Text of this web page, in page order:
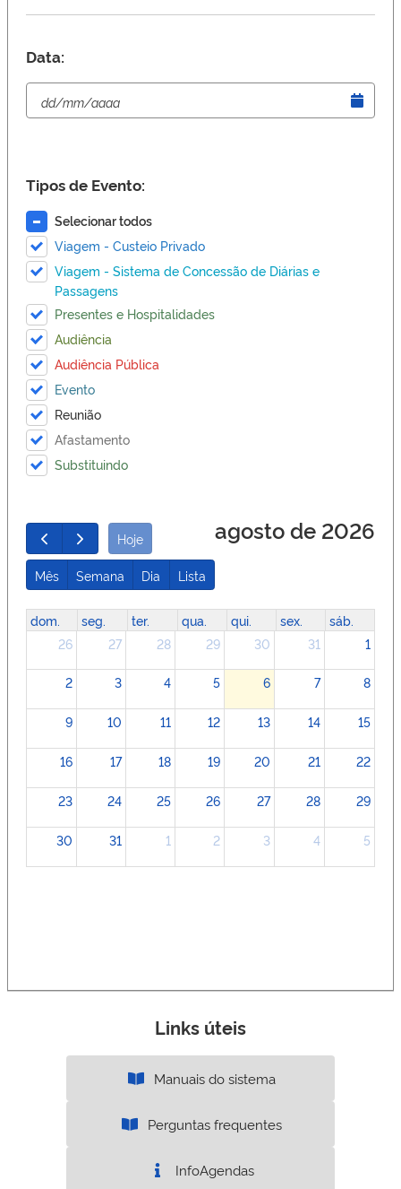
Data:
Tipos de Evento:
Selecionar todos
Viagem - Custeio Privado
Viagem - Sistema de Concessão de Diárias e
Passagens
Presentes e Hospitalidades
Audiência
Audiência Pública
Evento
Reunião
Afastamento
Substituindo
Hoje agosto de 2026
Mês Semana Dia Lista
dom. seg. ter. qua. qui. sex.
sáb.
26
27 28 29 30 31 1
2 3 4 5 6 7 8
9 10 11 12 13 14 15
16 17 18 19 20 21 22
23 24 25 26 27 28 29
30 31 1 2 3 4 5
Links úteis
Manuais do sistema
Perguntas frequentes
InfoAgendas